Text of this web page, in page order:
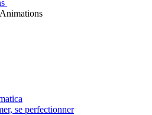
se perfectionner